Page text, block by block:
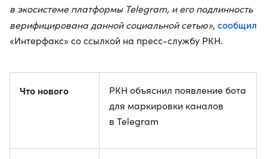
в экосистеме платформы Telegram, и его подлинность
верифицирована данной социальной сетью», сообщил
«Интерфакс» со ссылкой на пресс-службу РКН.
Что нового
РКН объяснил появление бота
для маркировки каналов
в Telegram